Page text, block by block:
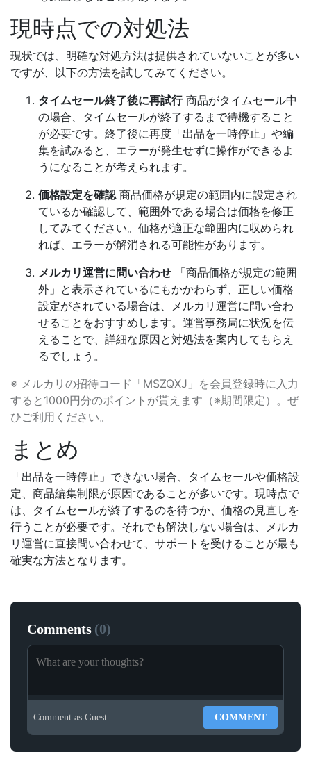
現時点での対処法
現状では、明確な対処方法は提供されていないことが多い
ですが、以下の方法を試してみてください。
タイムセール終了後に再試行商品がタイムセール中
の場合、タイムセールが終了するまで待機すること
が必要です。終了後に再度「出品を一時停止」や編
集を試みると、エラーが発生せずに操作ができるよ
うになることが考えられます。
価格設定を確認商品価格が規定の範囲内に設定され
ているか確認して、範囲外である場合は価格を修正
してみてください。価格が適正な範囲内に収められ
れば、エラーが解消される可能性があります。
メルカリ運営に問い合わせ 「商品価格が規定の範囲
外」と表示されているにもかかわらず、正しい価格
設定がされている場合は、メルカリ運営に問い合わ
せることをおすすめします。運営事務局に状況を伝
えることで、詳細な原因と対処法を案内してもらえ
るでしょう。
※ メルカリの招待コード「MSZQXJ」を会員登録時に入力
すると1000円分のポイントが貰えます（※期間限定）。ぜ
ひご利用ください。
まとめ
「出品を一時停止」できない場合、タイムセールや価格設
定、商品編集制限が原因であることが多いです。現時点で
は、タイムセールが終了するのを待つか、価格の見直しを
行うことが必要です。それでも解決しない場合は、メルカ
リ運営に直接問い合わせて、サポートを受けることが最も
確実な方法となります。
Comments (0)
Comment as Guest COMMENT